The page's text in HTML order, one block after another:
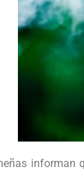
informan